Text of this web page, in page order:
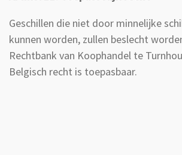
Geschillen die niet door minnelijke
kunnen worden, zullen beslecht
Rechtbank van Koophandel te
Belgisch recht is toepasbaar.